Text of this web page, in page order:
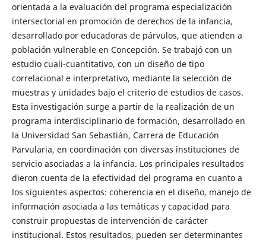
orientada a la evaluación del programa especialización
intersectorial en promoción de derechos de la infancia,
desarrollado por educadoras de párvulos, que atienden a
población vulnerable en Concepción. Se trabajó con un
estudio cuali-cuantitativo, con un diseño de tipo
correlacional e interpretativo, mediante la selección de
muestras y unidades bajo el criterio de estudios de casos.
Esta investigación surge a partir de la realización de un
programa interdisciplinario de formación, desarrollado en
la Universidad San Sebastián, Carrera de Educación
Parvularia, en coordinación con diversas instituciones de
servicio asociadas a la infancia. Los principales resultados
dieron cuenta de la efectividad del programa en cuanto a
los siguientes aspectos: coherencia en el diseño, manejo de
información asociada a las temáticas y capacidad para
construir propuestas de intervención de carácter
institucional. Estos resultados, pueden ser determinantes